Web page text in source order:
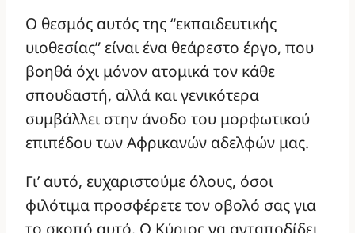
Ο θεσμός αυτός της “εκπαιδευτικής
υιοθεσίας” είναι ένα θεάρεστο έργο, που
βοηθά όχι μόνον ατομικά τον κάθε
σπουδαστή, αλλά και γενικότερα
συμβάλλει στην άνοδο του μορφωτικού
επιπέδου των Αφρικανών αδελφών μας.
Γι’ αυτό, ευχαριστούμε όλους, όσοι
φιλότιμα προσφέρετε τον οβολό σας για